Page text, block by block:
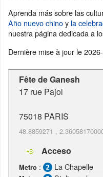
Aprenda más sobre las
Año nuevo chinoy la
nuestra página dedicada a
Dernière mise à jour le
Fête de Ganesh
17 rue Pajol
75018 PARIS
48.8859271 ,
Acceso
Metro : La Chapelle